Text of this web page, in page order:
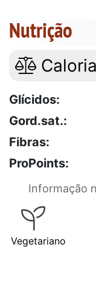
Nutrição
Glícidos:
Gord.sat.:
Fibras:
ProPoints:
Informação
Vegetariano